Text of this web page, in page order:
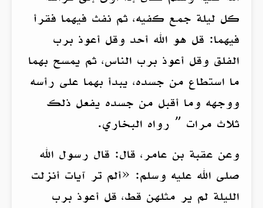
كل ليلة جمع كفيه، ثم نفث فيهما فقرأ
فيهما: قل هو الله أحد وقل أعوذ برب
الفلق وقل أعوذ برب الناس، ثم يمسح بهما
ما استطاع من جسده، يبدأ بهما على رأسه
ووجهه وما أقبل من جسده يفعل ذلك
ثلاث مرات ” رواه البخاري.
وعن عقبة بن عامر، قال: قال رسول الله
صلى الله عليه وسلم: «ألم تر آيات أنزلت
الليلة لم ير مثلهن قط، قل أعوذ برب